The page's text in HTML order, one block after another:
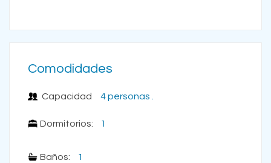
Comodidades
Capacidad
Dormitorios:
4 personas .
1
Baños: 1